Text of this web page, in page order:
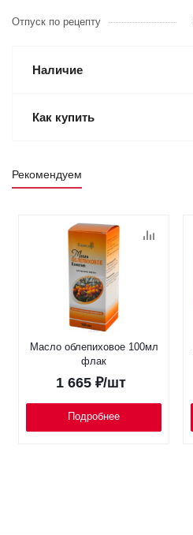
Отпуск по рецепту
Наличие
Как купить
Рекомендуем
Масло облепиховое 100мл
флак
1 665 ₽/шт
Подробнее